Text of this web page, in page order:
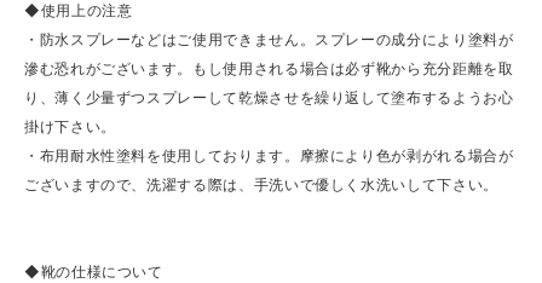
◆使用上の注意
・防水スプレーなどはご使用できません。スプレーの成分により塗料が
滲む恐れがございます。もし使用される場合は必ず靴から充分距離を取
り、薄く少量ずつスプレーして乾燥させを繰り返して塗布するようお心
掛け下さい。
・布用耐水性塗料を使用しております。摩擦により色が剥がれる場合が
ございますので、洗濯する際は、手洗いで優しく水洗いして下さい。
◆靴の仕様について